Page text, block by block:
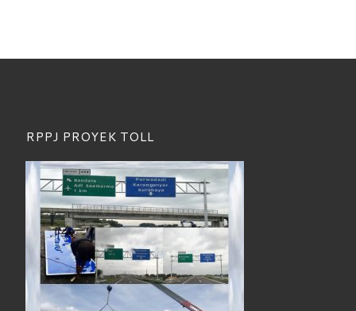
RPPJ PROYEK TOLL